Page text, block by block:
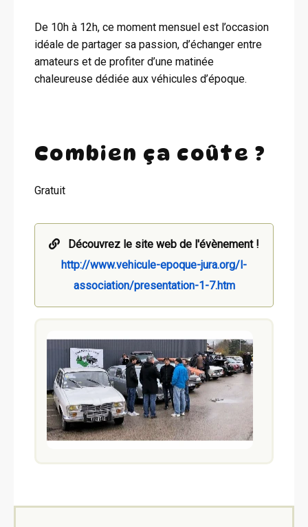
De 10h à 12h, ce moment mensuel est l’occasion
idéale de partager sa passion, d’échanger entre
amateurs et de profiter d’une matinée
chaleureuse dédiée aux véhicules d’époque.
Combien ça coûte ?
Gratuit
Découvrez le site web de l'évènement !
http://www.vehicule-epoque-jura.org/l-
association/presentation-1-7.htm